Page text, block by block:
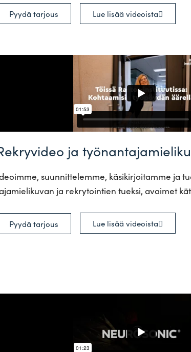
Pyydä tarjous Lue lisää videoista
ja
suun­nit­te­lemme, käsi­kir­joi­tamme ja
ja rek­ry­tointien tueksi, avaimet
Pyydä tarjous Lue lisää videoista